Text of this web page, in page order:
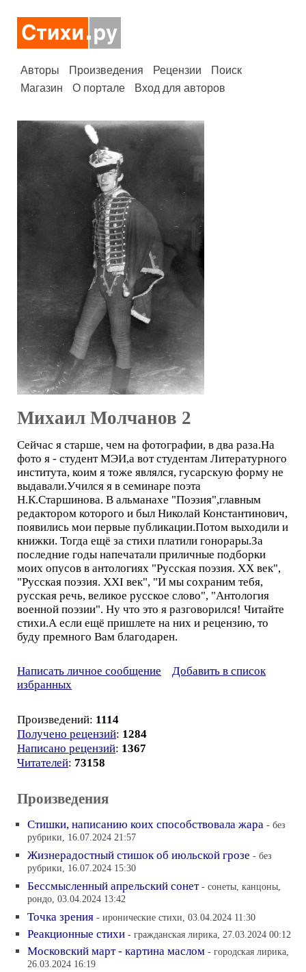
Авторы Произведения Рецензии
Поиск
Магазин
О портале Вход для авторов
Михаил Молчанов 2
Сейчас я старше, чем на фотографии, в два раза.На
фото я - студент МЭИ,а вот студентам Литературного
института, коим я тоже являлся, гусарскую форму не
выдавали.Учился я в семинаре поэта
Н.К.Старшинова. В альманахе "Поэзия",главным
редактором которого и был Николай Константинович,
появились мои первые публикации.Потом выходили и
книжки. Тогда ещё за стихи платили гонорары.За
последние годы напечатали приличные подборки
моих опусов в антологиях "Русская поэзия. ХХ век",
"Русская поэзия. XXI век", "И мы сохраним тебя,
русская речь, великое русское слово", "Антология
военной поэзии". Ну что это я разговорился! Читайте
стихи.А если ещё пришлете на них и рецензию, то
буду премного Вам благодарен.
Написать личное сообщение
Добавить в список
избранных
Произведений: 1114
Получено рецензий: 1284
Написано рецензий: 1367
Читателей: 73158
Произведения
Стишки, написанию коих способствовала жара - без
рубрики, 16.07.2024 21:57
Жизнерадостный стишок об июльской грозе - без
рубрики, 16.07.2024 15:30
Бессмысленный апрельский сонет - сонеты, канцоны,
рондо, 03.04.2024 13:42
Точка зрения - иронические стихи, 03.04.2024 11:30
Реакционные стихи - гражданская лирика, 27.03.2024 00:12
Московский март - картина маслом - городская лирика,
26.03.2024 16:19